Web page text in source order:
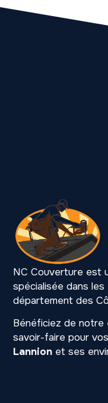
NC Couverture est
spécialisée dans
département des
Bénéficiez de
savoir-faire pour
Lannion et ses